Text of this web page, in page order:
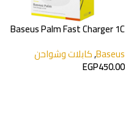
Baseus Palm Fast Charger 1C
Baseus
,كابلات وشواحن
EGP450.00